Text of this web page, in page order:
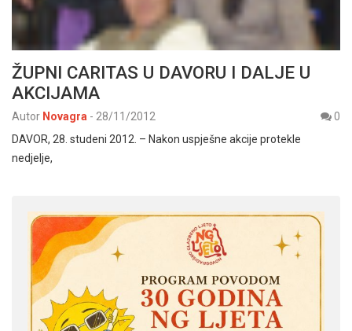
ŽUPNI CARITAS U DAVORU I DALJE U
AKCIJAMA
Autor Novagra - 28/11/2012
0
DAVOR, 28. studeni 2012. – Nakon uspješne akcije protekle
nedjelje,